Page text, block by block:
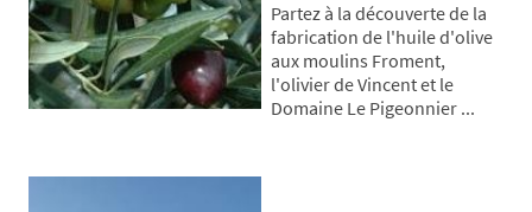
Partez à la découverte de la
fabrication de l'huile d'olive
aux moulins Froment,
l'olivier de Vincent et le
Domaine Le Pigeonnier ...